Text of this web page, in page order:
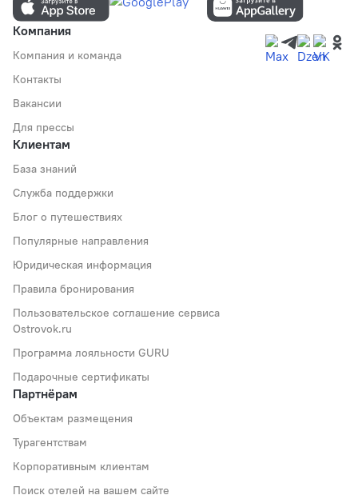
Компания
Компания и команда
Контакты
Вакансии
Для прессы
Клиентам
База знаний
Служба поддержки
Блог о путешествиях
Популярные направления
Юридическая информация
Правила бронирования
Пользовательское соглашение сервиса
Ostrovok.ru
Программа лояльности GURU
Подарочные сертификаты
Партнёрам
Объектам размещения
Турагентствам
Корпоративным клиентам
Поиск отелей на вашем сайте